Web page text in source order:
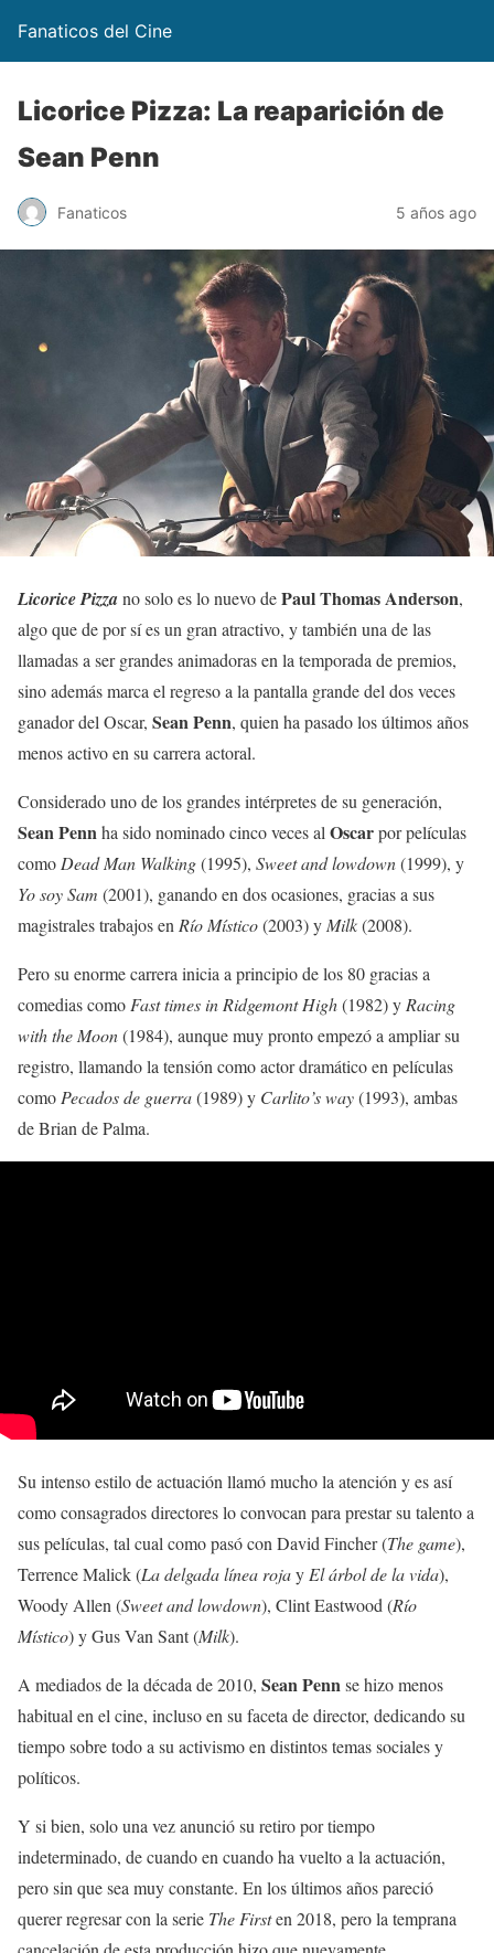
Fanaticos del Cine
Licorice Pizza: La reaparición de
Sean Penn
Fanaticos 5 años ago
Licorice Pizzano solo es lo nuevo dePaul Thomas Anderson,
algo que de por sí es un gran atractivo, y también una de las
llamadas a ser grandes animadoras en la temporada de premios,
sino además marca el regreso a la pantalla grande del dos veces
ganador del Oscar, Sean Penn, quien ha pasado los últimos años
menos activo en su carrera actoral.
Considerado uno de los grandes intérpretes de su generación,
Sean Pennha sido nominado cinco veces al Oscarpor películas
como Dead Man Walking(1995), Sweet and lowdown(1999), y
Yo soy Sam (2001), ganando en dos ocasiones, gracias a sus
magistrales trabajos en Río Místico(2003) y Milk(2008).
Pero su enorme carrera inicia a principio de los 80 gracias a
comedias como Fast times in Ridgemont High(1982) y Racing
with the Moon(1984), aunque muy pronto empezó a ampliar su
registro, llamando la tensión como actor dramático en películas
como Pecados de guerra(1989) y Carlito’s way(1993), ambas
de Brian de Palma.
Su intenso estilo de actuación llamó mucho la atención y es así
como consagrados directores lo convocan para prestar su talento a
sus películas, tal cual como pasó con David Fincher (The game),
Terrence Malick (La delgada línea rojay El árbol de la vida),
Woody Allen (Sweet and lowdown), Clint Eastwood (Río
Místico) y Gus Van Sant (Milk).
A mediados de la década de 2010, Sean Pennse hizo menos
habitual en el cine, incluso en su faceta de director, dedicando su
tiempo sobre todo a su activismo en distintos temas sociales y
políticos.
Y si bien, solo una vez anunció su retiro por tiempo
indeterminado, de cuando en cuando ha vuelto a la actuación,
pero sin que sea muy constante. En los últimos años pareció
querer regresar con la serie The Firsten 2018, pero la temprana